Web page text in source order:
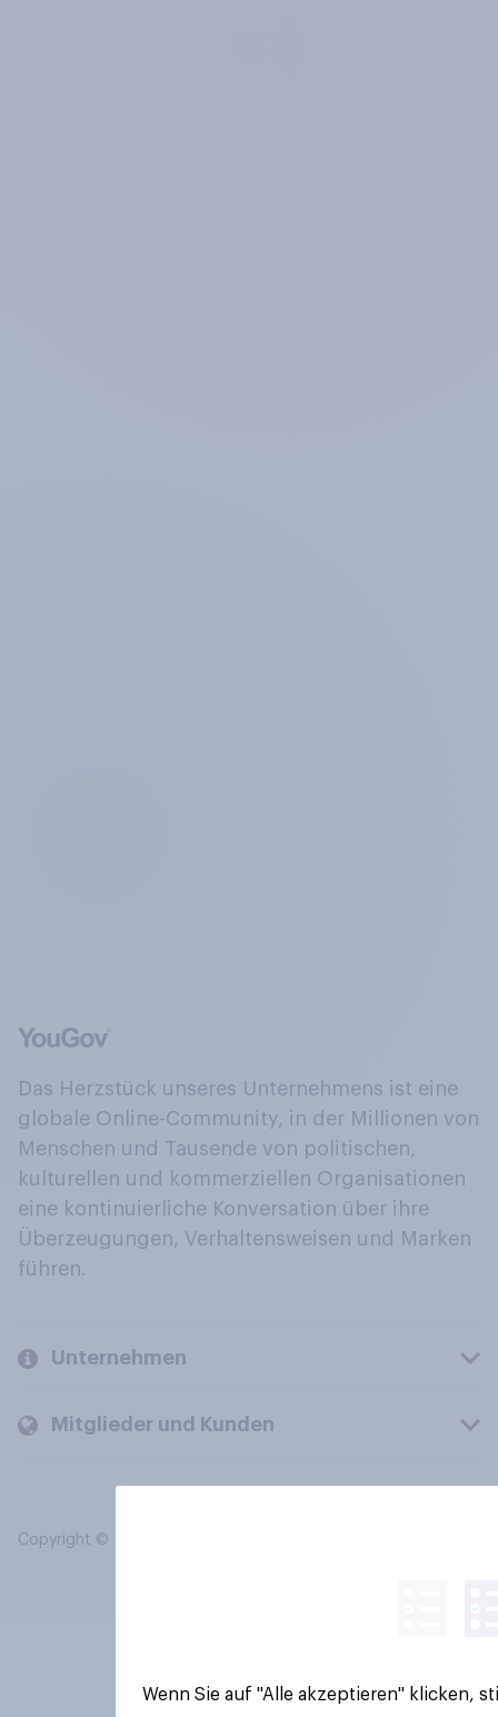
Das Herzstück unseres Unternehmens ist eine
globale Online-Community, in der Millionen von
Menschen und Tausende von politischen,
kulturellen und kommerziellen Organisationen
eine kontinuierliche Konversation über ihre
Überzeugungen, Verhaltensweisen und Marken
führen.
Unternehmen
Mitglieder und Kunden
Copyright © 2026 YouGov PLC. Alle Rechte vorbehalten.
Wenn Sie auf "Alle akzeptieren" klicken,